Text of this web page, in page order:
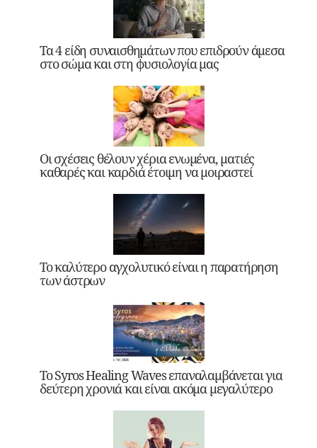
Τα 4 είδη συναισθημάτων που επιδρούν άμεσα
στο σώμα και στη φυσιολογία μας
Οι σχέσεις θέλουν χέρια ενωμένα, ματιές
καθαρές και καρδιά έτοιμη να μοιραστεί
Το καλύτερο αγχολυτικό είναι η παρατήρηση
των άστρων
Το Syros Healing Waves επαναλαμβάνεται για
δεύτερη χρονιά και είναι ακόμα μεγαλύτερο